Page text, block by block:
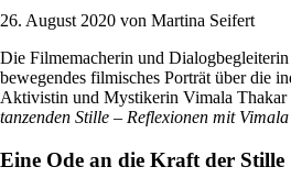
26. August 2020 von Martina Seifert
Die Filmemacherin und
bewegendes filmisches Porträt über die
Aktivistin und Mystikerin Vimala Thakar
tanzenden Stille – Reflexionen mit
Eine Ode an die Kraft der Stille